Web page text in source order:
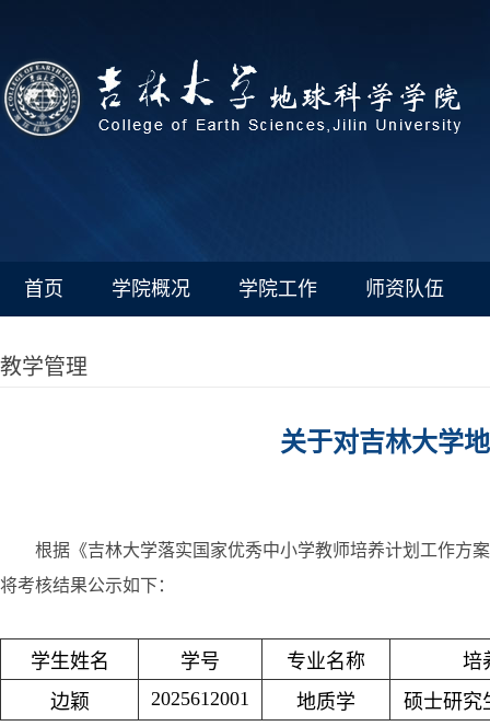
首页 学院概况 学院工作 师资队伍
教学管理
关于对吉林大学
根据《吉林大学落实国家优秀中小学教师培养计划工作方
将考核结果公示如下：
学生姓名 学号 专业名称
培
边颖
2025612001 地质学 硕士研究